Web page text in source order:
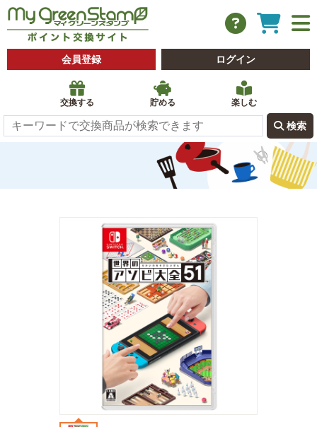
会員登録 ログイン
交換する 貯める 楽しむ
 検索